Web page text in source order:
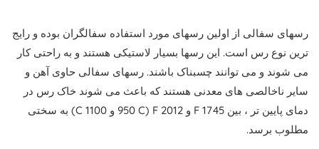
رسهای سفالی از اولین رسهای مورد استفاده سفالگران بوده و رایج
ترین نوع رس است. این رسها بسیار لاستیکی هستند و به راحتی کار
می شوند و می توانند چسبناک باشند. رسهای سفالی حاوی آهن و
سایر ناخالصی های معدنی هستند که باعث می شوند خاک رس در
دمای پایین تر ، بین 1745 F و 2012 F (950 C و 1100 C) به سختی
مطلوب برسد.